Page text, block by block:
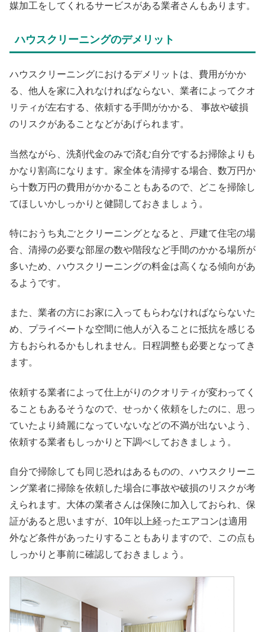
媒加工をしてくれるサービスがある業者さんもあります。
ハウスクリーニングのデメリット
ハウスクリーニングにおけるデメリットは、費用がかか
る、他人を家に入れなければならない、業者によってクオ
リティが左右する、依頼する手間がかかる、 事故や破損
のリスクがあることなどがあげられます。
当然ながら、洗剤代金のみで済む自分でするお掃除よりも
かなり割高になります。家全体を清掃する場合、数万円か
ら十数万円の費用がかかることもあるので、どこを掃除し
てほしいかしっかりと健闘しておきましょう。
特におうち丸ごとクリーニングとなると、戸建て住宅の場
合、清掃の必要な部屋の数や階段など手間のかかる場所が
多いため、ハウスクリーニングの料金は高くなる傾向があ
るようです。
また、業者の方にお家に入ってもらわなければならないた
め、プライベートな空間に他人が入ることに抵抗を感じる
方もおられるかもしれません。日程調整も必要となってき
ます。
依頼する業者によって仕上がりのクオリティが変わってく
ることもあるそうなので、せっかく依頼をしたのに、思っ
ていたより綺麗になっていないなどの不満が出ないよう、
依頼する業者もしっかりと下調べしておきましょう。
自分で掃除しても同じ恐れはあるものの、ハウスクリーニ
ング業者に掃除を依頼した場合に事故や破損のリスクが考
えられます。大体の業者さんは保険に加入しておられ、保
証があると思いますが、10年以上経ったエアコンは適用
外など条件があったりすることもありますので、この点も
しっかりと事前に確認しておきましょう。